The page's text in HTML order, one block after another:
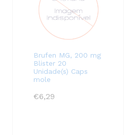
Brufen MG, 200 mg
Blister 20
Unidade(s) Caps
mole
€6,29